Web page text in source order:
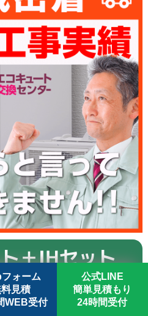
＋IHセット
】
ォーム
見積
WEB受付
公式LINE
簡単見積もり
24時間受付